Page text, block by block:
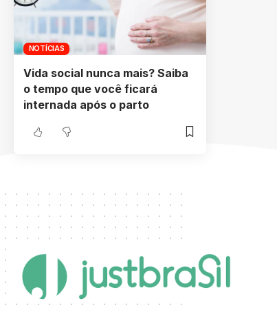
NOTÍCIAS
Vida social nunca mais? Saiba
o tempo que você ficará
internada após o parto